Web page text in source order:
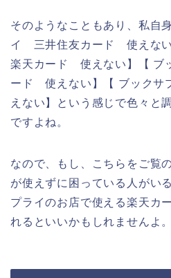
そのようなこともあり、私自
イ 三井住友カード 使えな
楽天カード 使えない】【 ブ
ード 使えない】【 ブック
えない】という感じで色々と
ですよね。
なので、もし、こちらをご覧
が使えずに困っている人がい
プライのお店で使える楽天カ
れるといいかもしれませんよ。